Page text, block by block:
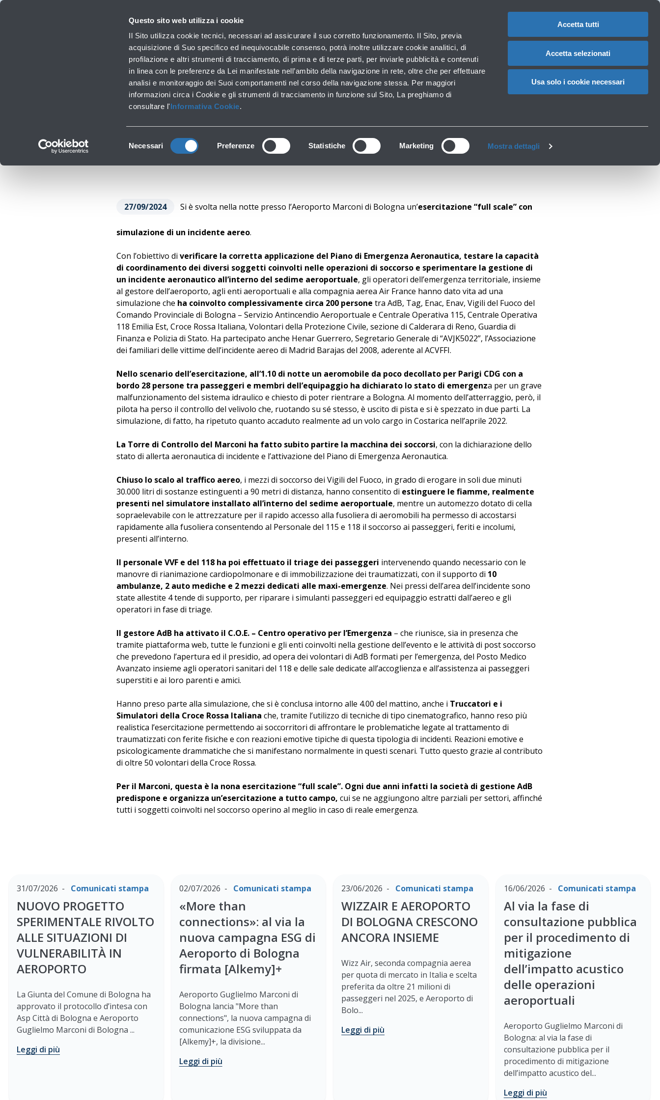
Questo sito web utilizza i cookie
Il Sito utilizza cookie tecnici, necessari ad assicurare il suo corretto funzionamento. Il Sito, previa
acquisizione di Suo specifico ed inequivocabile consenso, potrà inoltre utilizzare cookie analitici, di
profilazione e altri strumenti di tracciamento, di prima e di terze parti, per inviarle pubblicità e contenuti
in linea con le preferenze da Lei manifestate nell’ambito della navigazione in rete, oltre che per effettuare
analisi e monitoraggio dei Suoi comportamenti nel corso della navigazione stessa. Per maggiori
informazioni circa i Cookie e gli strumenti di tracciamento in funzione sul Sito, La preghiamo di
consultare l'Informativa Cookie.
del
Necessari Preferenze Statistiche Marketing Mostra dettagli
Accetta tutti
Accetta selezionati
Usa solo i cookie necessari
CAMBIA
Profilo aziendale Business Sala stampa Operatori aeroportuali Carrello
EFFETTUATA NELLA NOTTE UNA ESERCITAZIONE CON
SIMULAZIONE DI INCIDENTE AEREO
27/09/2024 Si è svolta nella notte presso l’Aeroporto Marconi di Bologna un’esercitazione “full scale” con
simulazione di un incidente aereo.
Con l’obiettivo diverificare la corretta applicazione del Piano di Emergenza Aeronautica, testare la capacità
di coordinamento dei diversi soggetti coinvolti nelle operazioni di soccorso e sperimentare la gestione di
un incidente aeronautico all’interno del sedime aeroportuale, gli operatori dell’emergenza territoriale, insieme
al gestore dell’aeroporto, agli enti aeroportuali e alla compagnia aerea Air France hanno dato vita ad una
simulazione che ha coinvolto complessivamente circa 200 persone tra AdB, Tag, Enac, Enav, Vigili del Fuoco del
Comando Provinciale di Bologna – Servizio Antincendio Aeroportuale e Centrale Operativa 115, Centrale Operativa
118 Emilia Est, Croce Rossa Italiana, Volontari della Protezione Civile, sezione di Calderara di Reno, Guardia di
Finanza e Polizia di Stato. Ha partecipato anche Henar Guerrero, Segretario Generale di “AVJK5022”, l’Associazione
dei familiari delle vittime dell’incidente aereo di Madrid Barajas del 2008, aderente al ACVFFI.
Nello scenario dell’esercitazione, all’1.10 di notte un aeromobile da poco decollato per Parigi CDG con a
bordo 28 persone tra passeggeri e membri dell’equipaggio ha dichiarato lo stato di emergenza per un grave
malfunzionamento del sistema idraulico e chiesto di poter rientrare a Bologna. Al momento dell’atterraggio, però, il
pilota ha perso il controllo del velivolo che, ruotando su sé stesso, è uscito di pista e si è spezzato in due parti. La
simulazione, di fatto, ha ripetuto quanto accaduto realmente ad un volo cargo in Costarica nell’aprile 2022.
La Torre di Controllo del Marconi ha fatto subito partire la macchina dei soccorsi, con la dichiarazione dello
stato di allerta aeronautica di incidente e l’attivazione del Piano di Emergenza Aeronautica.
Chiuso lo scalo al traffico aereo, i mezzi di soccorso dei Vigili del Fuoco, in grado di erogare in soli due minuti
30.000 litri di sostanze estinguenti a 90 metri di distanza, hanno consentito di estinguere le fiamme, realmente
presenti nel simulatore installato all’interno del sedime aeroportuale, mentre un automezzo dotato di cella
sopraelevabile con le attrezzature per il rapido accesso alla fusoliera di aeromobili ha permesso di accostarsi
rapidamente alla fusoliera consentendo al Personale del 115 e 118 il soccorso ai passeggeri, feriti e incolumi,
presenti all’interno.
Il personale VVF e del 118 ha poi effettuato il triage dei passeggeri intervenendo quando necessario con le
manovre di rianimazione cardiopolmonare e di immobilizzazione dei traumatizzati, con il supporto di 10
ambulanze, 2 auto mediche e 2 mezzi dedicati alle maxi-emergenze. Nei pressi dell’area dell’incidente sono
state allestite 4 tende di supporto, per riparare i simulanti passeggeri ed equipaggio estratti dall’aereo e gli
operatori in fase di triage.
Il gestore AdB ha attivato il C.O.E. – Centro operativo per l’Emergenza – che riunisce, sia in presenza che
tramite piattaforma web, tutte le funzioni e gli enti coinvolti nella gestione dell’evento e le attività di post soccorso
che prevedono l’apertura ed il presidio, ad opera dei volontari di AdB formati per l’emergenza, del Posto Medico
Avanzato insieme agli operatori sanitari del 118 e delle sale dedicate all’accoglienza e all’assistenza ai passeggeri
superstiti e ai loro parenti e amici.
Hanno preso parte alla simulazione, che si è conclusa intorno alle 4.00 del mattino, anche i Truccatori e i
Simulatori della Croce Rossa Italiana che, tramite l’utilizzo di tecniche di tipo cinematografico, hanno reso più
realistica l’esercitazione permettendo ai soccorritori di affrontare le problematiche legate al trattamento di
traumatizzati con ferite fisiche e con reazioni emotive tipiche di questa tipologia di incidenti. Reazioni emotive e
psicologicamente drammatiche che si manifestano normalmente in questi scenari. Tutto questo grazie al contributo
di oltre 50 volontari della Croce Rossa.
Per il Marconi, questa è la nona esercitazione “full scale”. Ogni due anni infatti la società di gestione AdB
predispone e organizza un’esercitazione a tutto campo, cui se ne aggiungono altre parziali per settori, affinché
tutti i soggetti coinvolti nel soccorso operino al meglio in caso di reale emergenza.
31/07/2026 Comunicati stampa
NUOVO PROGETTO
SPERIMENTALE RIVOLTO
ALLE SITUAZIONI DI
VULNERABILITÀ IN
AEROPORTO
La Giunta del Comune di Bologna ha
approvato il protocollo d’intesa con
Asp Città di Bologna e Aeroporto
Guglielmo Marconi di Bologna ...
Leggi di più
02/07/2026 Comunicati stampa
«More than
connections»: al via la
nuova campagna ESG di
Aeroporto di Bologna
firmata [Alkemy]+
Aeroporto Guglielmo Marconi di
Bologna lancia "More than
connections", la nuova campagna di
comunicazione ESG sviluppata da
[Alkemy]+, la divisione...
Leggi di più
23/06/2026 Comunicati stampa
WIZZAIR E AEROPORTO
DI BOLOGNA CRESCONO
ANCORA INSIEME
Wizz Air, seconda compagnia aerea
per quota di mercato in Italia e scelta
preferita da oltre 21 milioni di
passeggeri nel 2025, e Aeroporto di
Bolo...
Leggi di più
16/06/2026 Comunicati stampa
Al via la fase di
consultazione pubblica
per il procedimento di
mitigazione
dell’impatto acustico
delle operazioni
aeroportuali
Aeroporto Guglielmo Marconi di
Bologna: al via la fase di
consultazione pubblica per il
procedimento di mitigazione
dell’impatto acustico del...
Leggi di più